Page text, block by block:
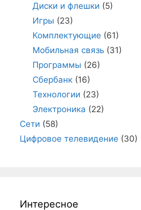
Диски и флешки (5)
Игры (23)
Комплектующие (61)
Мобильная связь(31)
Программы (26)
Сбербанк(16)
Технологии (23)
Электроника (22)
Сети (58)
Цифровое телевидение (30)
Интересное